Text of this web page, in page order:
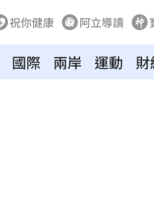
祝你健康 阿立導讀
國際 兩岸 運動 財